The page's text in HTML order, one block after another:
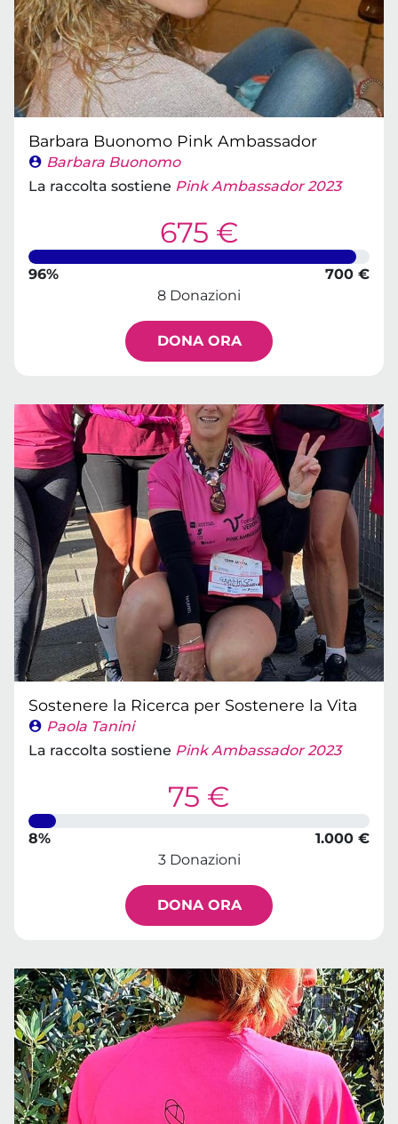
Barbara Buonomo Pink Ambassador
Barbara Buonomo
La raccolta sostiene Pink Ambassador 2023
675 €
96%
700 €
8 Donazioni
DONA ORA
Sostenere la Ricerca per Sostenere la Vita
Paola Tanini
La raccolta sostiene Pink Ambassador 2023
75 €
8%
1.000 €
3 Donazioni
DONA ORA